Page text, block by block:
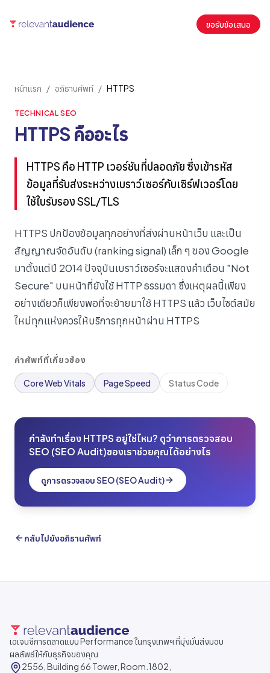
ขอรับข้อเสนอ
หน้าแรก / อภิธานศัพท์ / HTTPS
TECHNICAL SEO
HTTPS คืออะไร
HTTPS คือ HTTP เวอร์ชันที่ปลอดภัย ซึ่งเข้ารหัส
ข้อมูลที่รับส่งระหว่างเบราว์เซอร์กับเซิร์ฟเวอร์โดย
ใช้ใบรับรอง SSL/TLS
HTTPS ปกป้องข้อมูลทุกอย่างที่ส่งผ่านหน้าเว็บ และเป็น
สัญญาณจัดอันดับ (ranking signal) เล็ก ๆ ของ Google
มาตั้งแต่ปี 2014 ปัจจุบันเบราว์เซอร์จะแสดงคำเตือน "Not
Secure" บนหน้าที่ยังใช้ HTTP ธรรมดา ซึ่งเหตุผลนี้เพียง
อย่างเดียวก็เพียงพอที่จะย้ายมาใช้ HTTPS แล้ว เว็บไซต์สมัย
ใหม่ทุกแห่งควรให้บริการทุกหน้าผ่าน HTTPS
คำศัพท์ที่เกี่ยวข้อง
Core Web Vitals Page Speed Status Code
กำลังทำเรื่อง HTTPS อยู่ใช่ไหม? ดูว่าการตรวจสอบ
SEO (SEO Audit)ของเราช่วยคุณได้อย่างไร
ดูการตรวจสอบ SEO (SEO Audit)
กลับไปยังอภิธานศัพท์
เอเจนซีการตลาดแบบ Performance ในกรุงเทพฯ ที่มุ่งมั่นส่งมอบ
ผลลัพธ์ให้กับธุรกิจของคุณ
2556, Building 66 Tower, Room.1802,